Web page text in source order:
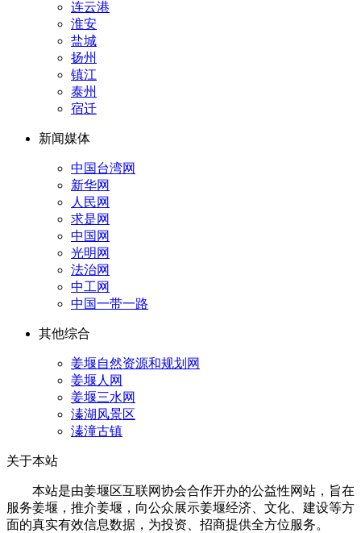
连云港
淮安
盐城
扬州
镇江
泰州
宿迁
新闻媒体
中国台湾网
新华网
人民网
求是网
中国网
光明网
法治网
中工网
中国一带一路
其他综合
姜堰自然资源和规划网
姜堰人网
姜堰三水网
溱湖风景区
溱潼古镇
关于本站
本站是由姜堰区互联网协会合作开办的公益性网站，旨在
服务姜堰，推介姜堰，向公众展示姜堰经济、文化、建设等方
面的真实有效信息数据，为投资、招商提供全方位服务。